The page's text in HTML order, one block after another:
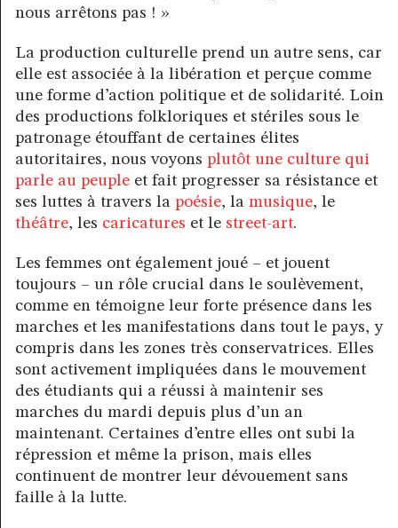
nous arrêtons pas ! »
La production culturelle prend un autre sens, car
elle est associée à la libération et perçue comme
une forme d’action politique et de solidarité. Loin
des productions folkloriques et stériles sous le
patronage étouffant de certaines élites
autoritaires, nous voyons plutôt une culture qui
parle au peuple et fait progresser sa résistance et
ses luttes à travers la poésie, la musique, le
théâtre, les caricatures et le street-art.
Les femmes ont également joué – et jouent
toujours – un rôle crucial dans le soulèvement,
comme en témoigne leur forte présence dans les
marches et les manifestations dans tout le pays, y
compris dans les zones très conservatrices. Elles
sont activement impliquées dans le mouvement
des étudiants qui a réussi à maintenir ses
marches du mardi depuis plus d’un an
maintenant. Certaines d’entre elles ont subi la
répression et même la prison, mais elles
continuent de montrer leur dévouement sans
faille à la lutte.